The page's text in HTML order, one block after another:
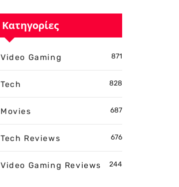
Κατηγορίες
Video Gaming 871
Tech 828
Movies 687
Tech Reviews 676
Video Gaming Reviews 244